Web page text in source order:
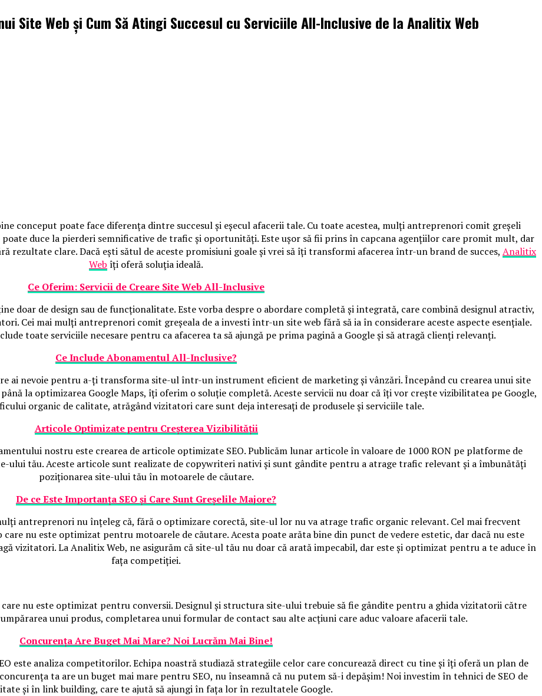
Site Web și Cum Să Atingi Succesul cu Serviciile All-Inclusive de la Analitix Web
conceput poate face diferența dintre succesul și eșecul afacerii tale. Cu toate acestea, mulți antreprenori comit greșeli
duce la pierderi semnificative de trafic și oportunități. Este ușor să fii prins în capcana agențiilor care promit mult, dar
clare. Dacă ești sătul de aceste promisiuni goale și vrei să îți transformi afacerea într-un brand de succes, Analitix
Web îți oferă soluția ideală.
Ce Oferim: Servicii de Creare Site Web All-Inclusive
doar de design sau de funcționalitate. Este vorba despre o abordare completă și integrată, care combină designul atractiv,
Cei mai mulți antreprenori comit greșeala de a investi într-un site web fără să ia în considerare aceste aspecte esențiale.
toate serviciile necesare pentru ca afacerea ta să ajungă pe prima pagină a Google și să atragă clienți relevanți.
Ce Include Abonamentul All-Inclusive?
ai nevoie pentru a-ți transforma site-ul într-un instrument eficient de marketing și vânzări. Începând cu crearea unui site
la optimizarea Google Maps, îți oferim o soluție completă. Aceste servicii nu doar că îți vor crește vizibilitatea pe Google,
organic de calitate, atrăgând vizitatori care sunt deja interesați de produsele și serviciile tale.
Articole Optimizate pentru Creșterea Vizibilității
nostru este crearea de articole optimizate SEO. Publicăm lunar articole în valoare de 1000 RON pe platforme de
tău. Aceste articole sunt realizate de copywriteri nativi și sunt gândite pentru a atrage trafic relevant și a îmbunătăți
poziționarea site-ului tău în motoarele de căutare.
De ce Este Importanța SEO și Care Sunt Greșelile Majore?
antreprenori nu înțeleg că, fără o optimizare corectă, site-ul lor nu va atrage trafic organic relevant. Cel mai frecvent
nu este optimizat pentru motoarele de căutare. Acesta poate arăta bine din punct de vedere estetic, dar dacă nu este
vizitatori. La Analitix Web, ne asigurăm că site-ul tău nu doar că arată impecabil, dar este și optimizat pentru a te aduce în
fața competiției.
nu este optimizat pentru conversii. Designul și structura site-ului trebuie să fie gândite pentru a ghida vizitatorii către
unui produs, completarea unui formular de contact sau alte acțiuni care aduc valoare afacerii tale.
Concurența Are Buget Mai Mare? Noi Lucrăm Mai Bine!
este analiza competitorilor. Echipa noastră studiază strategiile celor care concurează direct cu tine și îți oferă un plan de
ta are un buget mai mare pentru SEO, nu înseamnă că nu putem să-i depășim! Noi investim în tehnici de SEO de
și în link building, care te ajută să ajungi în fața lor în rezultatele Google.